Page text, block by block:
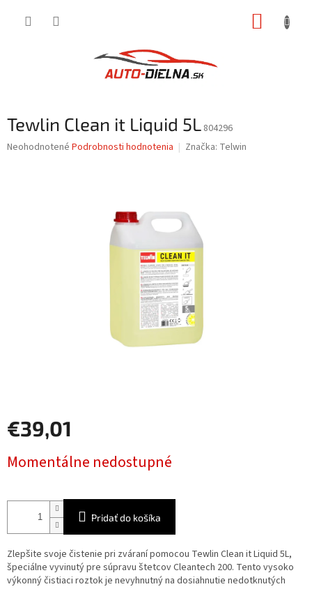
Tewlin Clean it Liquid 5L 804296
Priemerné
Neohodnotené Podrobnosti hodnotenia Značka: Telwin
€39,01
cena:
Momentálne nedostupné
Pridať do košíka
Zlepšite svoje čistenie pri zváraní pomocou Tewlin Clean it Liquid 5L,
špeciálne vyvinutý pre súpravu štetcov Cleantech 200. Tento vysoko
výkonný čistiaci roztok je nevyhnutný na dosiahnutie nedotknutých